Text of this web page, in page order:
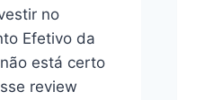
no
Efetivo da
está certo
review